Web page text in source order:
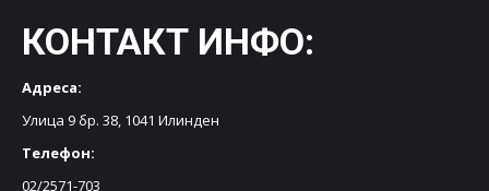
КОНТАКТ ИНФО:
Адреса:
Улица 9 бр. 38, 1041 Илинден
Телефон:
02/2571-703